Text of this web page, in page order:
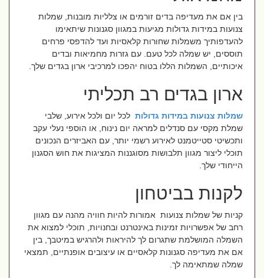
בין אם את מעדיפה בדים זורמים או צלליות מובנות, שמלות
צנועות במידות גדולות מגיעות במגוון סגנונות שיתאימו
להעדפותיך משמלות שחורות קלאסיות ועד להדפסי פרחים
תוססים, יש שמלה לכל טעם. עם גזרות מחמיאות ובדים
איכותיים, השמלות הללו בטוח יהפכו למרכיבי ארון בגדים שלך.
ארון בגדים רב תכליתי
שמלות צנועות במידות גדולות לכל יום ולכל אירוע, שלבי
שמלת מקסי עם סנדלים למראה יום נינוח, או הוספי נעלי עקב
ותכשיטי סטייטמנט לאירוע רשמי יותר, עם האביזרים הנכונים
תוכלי ליצור מגוון תלבושות מסוגננות המציגות את חוש הסגנון
הייחודי שלך.
לקנות בביטחון
קניות של שמלות צנועות אמורות להיות חוויה מהנה עם מגוון
רחב של אפשרויות זמינות באינטרנט ובחנויות, תוכלי למצוא את
השמלה המושלמת שתגרום לך להיראות ולהרגיש במיטבך, בין
אם את מעדיפה סגנונות קלאסיים או עיצובים אופנתיים, תמצאי
שמלה שמתאימה לך.